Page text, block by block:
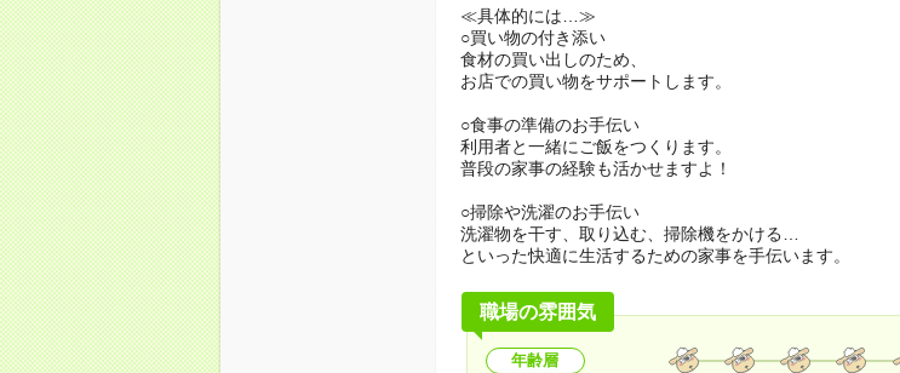
≪具体的には…≫
○買い物の付き添い
食材の買い出しのため、
お店での買い物をサポートします。
○食事の準備のお手伝い
利用者と一緒にご飯をつくります。
普段の家事の経験も活かせますよ！
○掃除や洗濯のお手伝い
洗濯物を干す、取り込む、掃除機をかける…
といった快適に生活するための家事を手伝います。
職場の雰囲気
年齢層